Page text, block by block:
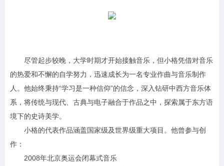
尽管起步较晚，大学时期才开始接触音乐，但小格凭借对音乐
的热爱和不懈的自学努力，迅速成长为一名专业作曲与音乐制作
人。他始终秉持“学习是一种信仰”的信念，深入钻研中西方音乐体
系，将传统与现代、古典与电子融合于作品之中，探索属于东方语
境下的史诗美学。
小格的代表作品涵盖国家级及世界级重大项目。他曾参与创
作：
2008年北京奥运会闭幕式音乐